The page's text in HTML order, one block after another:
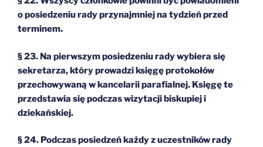
o posiedzeniu rady przynajmniej na tydzień przed
terminem.
§ 23. Na pierwszym posiedzeniu rady wybiera się
sekretarza, który prowadzi księgę protokołów
przechowywaną w kancelarii parafialnej. Księgę te
przedstawia się podczas wizytacji biskupiej i
dziekańskiej.
§ 24. Podczas posiedzeń każdy z uczestników rady